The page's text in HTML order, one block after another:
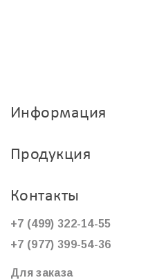
Информация
Продукция
Контакты
+7 (499) 322-14-55
+7 (977) 399-54-36
Для заказа